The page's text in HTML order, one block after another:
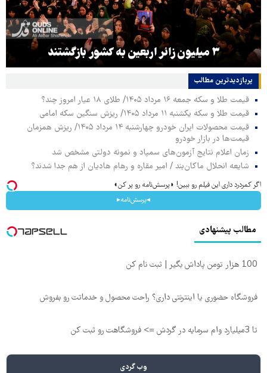
۳ میلیون زائر اربعین به کشور بازگشتند
پربازدیدترین‌ مطالب
قیمت طلا و سکه جمعه ۱۶ مرداد ۱۴۰۵/ طلای ۱۸ عیار امروز چند؟
قیمت طلا و سکه یکشنبه ۱۱ مرداد ۱۴۰۵/ ریزش سنگین سکه امامی
قیمت محصولات ایران خودرو چهارشنبه ۱۴ مرداد ۱۴۰۵/ ریزش همزمان
قیمت‌ها در بازار خودرو
زمان اعلام نتایج آزمون‌های سمپاد و نمونه دولتی مشخص شد
شایعه انحلال ماکان‌بند / امیر مقاره و رهام هادیان از هم جدا شدند؟
اگر کمردرد داری این فیلم رو ببین! ◗پرسش‌نامه رو پر کن◖
◂پرسش‌نامه▸
مطالب پیشنهادی
100 هزار تومن پاداش بگیر | ثبت نام کن
فروشگاه حضوری یا اینترنتی داری؟ راحت محصول و خدماتت رو بفروش
تا 3میلیارد وام سرمایه در گردش => فروشگاهت رو ثبت کن
وب گردی